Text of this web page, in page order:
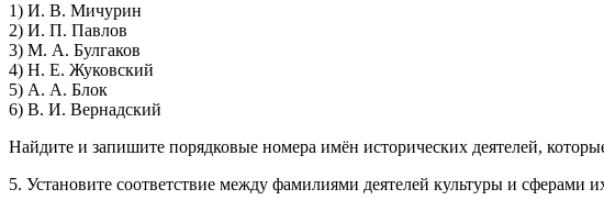
1) И. В. Мичурин
2) И. П. Павлов
3) М. А. Булгаков
4) Н. Е. Жуковский
5) А. А. Блок
6) В. И. Вернадский
Найдите и запишите порядковые номера имён исторических деятелей,
5. Установите соответствие между фамилиями деятелей культуры и сферами